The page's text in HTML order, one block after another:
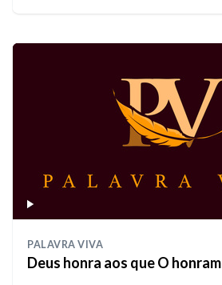
PALAVRA VIVA
Deus honra aos que O honram